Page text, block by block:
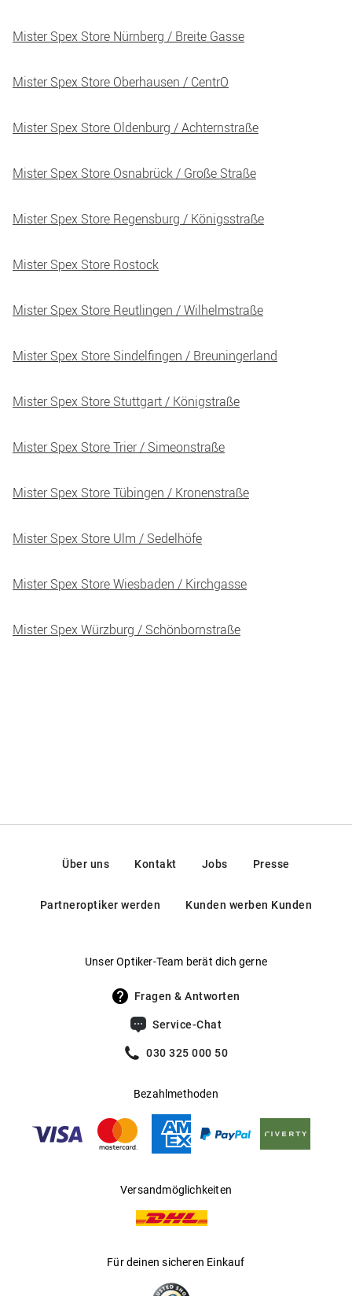
Mister Spex Store Nürnberg / Breite Gasse
Mister Spex Store Oberhausen / CentrO
Mister Spex Store Oldenburg / Achternstraße
Mister Spex Store Osnabrück / Große Straße
Mister Spex Store Regensburg / Königsstraße
Mister Spex Store Rostock
Mister Spex Store Reutlingen / Wilhelmstraße
Mister Spex Store Sindelfingen / Breuningerland
Mister Spex Store Stuttgart / Königstraße
Mister Spex Store Trier / Simeonstraße
Mister Spex Store Tübingen / Kronenstraße
Mister Spex Store Ulm / Sedelhöfe
Mister Spex Store Wiesbaden / Kirchgasse
Mister Spex Würzburg / Schönbornstraße
Über uns Kontakt Jobs Presse
Partneroptiker werden Kunden werben Kunden
Unser Optiker-Team berät dich gerne
Fragen & Antworten
Service-Chat
030 325 000 50
Bezahlmethoden
Versandmöglichkeiten
Für deinen sicheren Einkauf